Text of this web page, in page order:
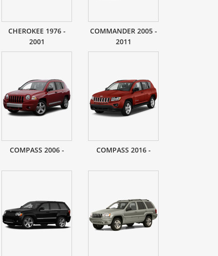
CHEROKEE 1976 -
2001
COMMANDER 2005 -
2011
COMPASS 2006 - COMPASS 2016 -